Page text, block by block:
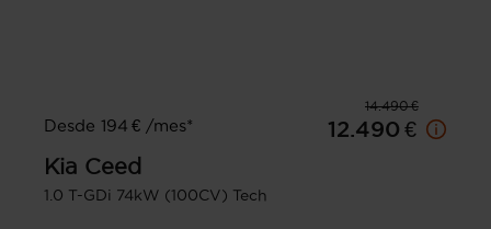
14.490 €
Desde 194 € /mes*
12.490 €
Kia Ceed
1.0 T-GDi 74kW (100CV) Tech